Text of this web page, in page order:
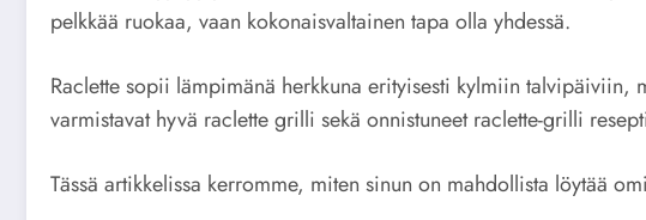
pelkkää ruokaa, vaan kokonaisvaltainen tapa olla yhdessä.
Raclette sopii lämpimänä herkkuna erityisesti kylmiin talvipäiviin,
varmistavat hyvä raclette grilli sekä onnistuneet raclette-grilli
Tässä artikkelissa kerromme, miten sinun on mahdollista löytää